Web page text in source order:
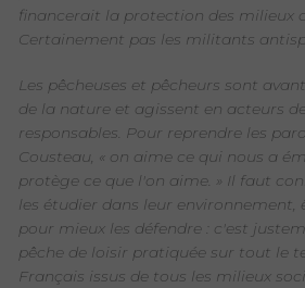
financerait la protection des milieux
Certainement pas les militants
Les pêcheuses et pêcheurs sont
de la nature et agissent en acteurs
responsables. Pour reprendre les
Cousteau, « on aime ce qui nous a
protège ce que l'on aime. » Il faut
les étudier dans leur
pour mieux les défendre : c'est
pêche de loisir pratiquée sur tout le
Français issus de tous les milieux